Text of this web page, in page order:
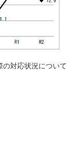
の対応状況について